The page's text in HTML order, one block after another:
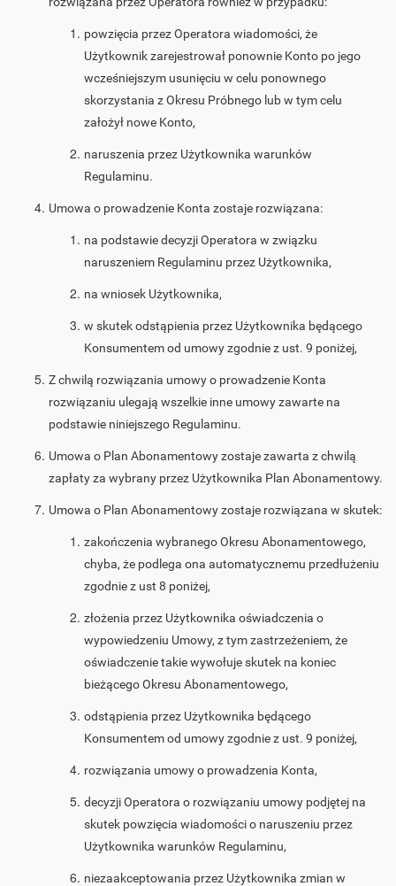
powzięcia przez Operatora wiadomości, że
Użytkownik zarejestrował ponownie Konto po jego
wcześniejszym usunięciu w celu ponownego
skorzystania z Okresu Próbnego lub w tym celu
założył nowe Konto,
naruszenia przez Użytkownika warunków
Regulaminu.
Umowa o prowadzenie Konta zostaje rozwiązana:
na podstawie decyzji Operatora w związku
naruszeniem Regulaminu przez Użytkownika,
na wniosek Użytkownika,
w skutek odstąpienia przez Użytkownika będącego
Konsumentem od umowy zgodnie z ust. 9 poniżej,
Z chwilą rozwiązania umowy o prowadzenie Konta
rozwiązaniu ulegają wszelkie inne umowy zawarte na
podstawie niniejszego Regulaminu.
Umowa o Plan Abonamentowy zostaje zawarta z chwilą
zapłaty za wybrany przez Użytkownika Plan Abonamentowy.
Umowa o Plan Abonamentowy zostaje rozwiązana w skutek:
zakończenia wybranego Okresu Abonamentowego,
chyba, że podlega ona automatycznemu przedłużeniu
zgodnie z ust 8 poniżej,
złożenia przez Użytkownika oświadczenia o
wypowiedzeniu Umowy, z tym zastrzeżeniem, że
oświadczenie takie wywołuje skutek na koniec
bieżącego Okresu Abonamentowego,
odstąpienia przez Użytkownika będącego
Konsumentem od umowy zgodnie z ust. 9 poniżej,
rozwiązania umowy o prowadzenia Konta,
decyzji Operatora o rozwiązaniu umowy podjętej na
skutek powzięcia wiadomości o naruszeniu przez
Użytkownika warunków Regulaminu,
niezaakceptowania przez Użytkownika zmian w